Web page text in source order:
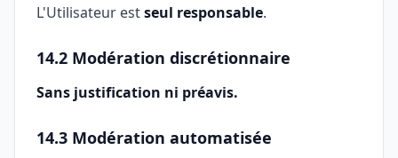
L'Utilisateur estseul responsable.
14.2 Modération discrétionnaire
Sans justification ni préavis.
14.3 Modération automatisée